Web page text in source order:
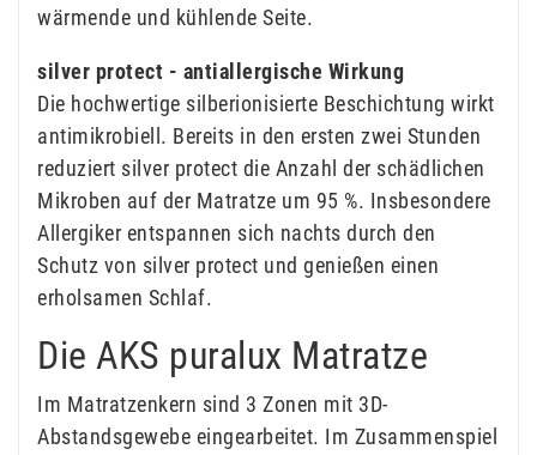
wärmende und kühlende Seite.
silver protect - antiallergische Wirkung
Die hochwertige silberionisierte Beschichtung wirkt
antimikrobiell. Bereits in den ersten zwei Stunden
reduziert silver protect die Anzahl der schädlichen
Mikroben auf der Matratze um 95 %. Insbesondere
Allergiker entspannen sich nachts durch den
Schutz von silver protect und genießen einen
erholsamen Schlaf.
Die AKS puralux Matratze
Im Matratzenkern sind 3 Zonen mit 3D-
Abstandsgewebe eingearbeitet. Im Zusammenspiel